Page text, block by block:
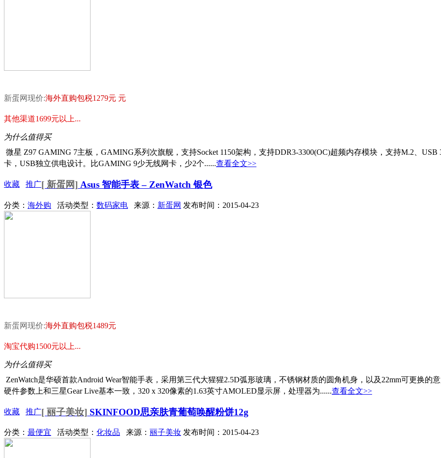
新蛋网现价:海外直购包税1279元 元
其他渠道1699元以上...
为什么值得买
微星 Z97 GAMING 7主板，GAMING系列次旗舰，支持Socket 1150架构，支持DDR3-3300(OC)超频内存模块，支持M.2、USB
卡，USB独立供电设计。比GAMING 9少无线网卡，少2个......查看全文>>
收藏 推广[ 新蛋网] Asus 智能手表 – ZenWatch 银色
分类： 海外购 活动类型： 数码家电 来源： 新蛋网 发布时间：2015-04-23
新蛋网现价:海外直购包税1489元
淘宝代购1500元以上...
为什么值得买
ZenWatch是华硕首款Android Wear智能手表，采用第三代大猩猩2.5D弧形玻璃，不锈钢材质的圆角机身，以及22mm可更换
硬件参数上和三星Gear Live基本一致，320 x 320像素的1.63英寸AMOLED显示屏，处理器为......查看全文>>
收藏 推广[ 丽子美妆] SKINFOOD思亲肤青葡萄唤醒粉饼12g
分类： 最便宜 活动类型： 化妆品 来源： 丽子美妆 发布时间：2015-04-23